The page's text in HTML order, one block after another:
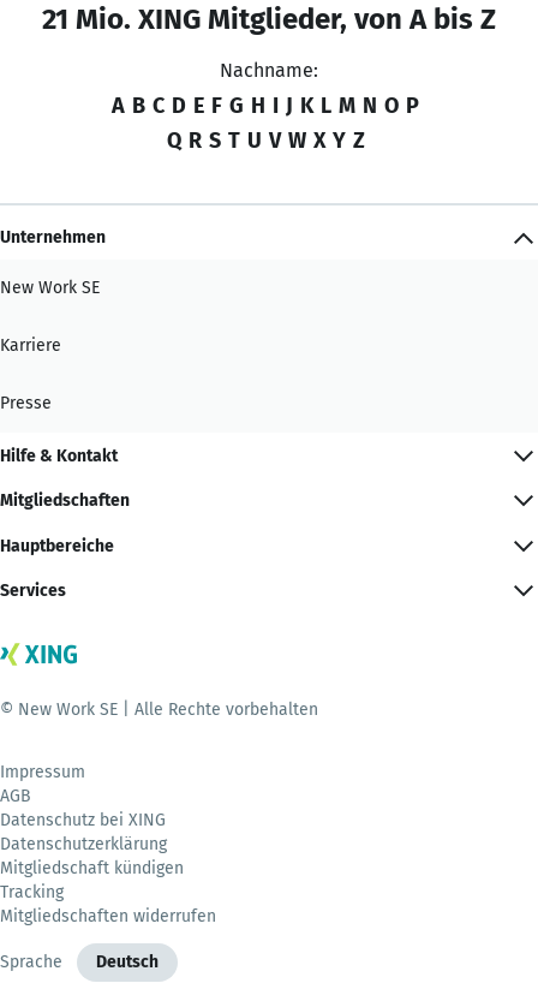
21 Mio. XING Mitglieder, von A bis Z
Nachname:
A B C D E F G H I J K L M N O P
Q R S T U V W X Y Z
Unternehmen
New Work SE
Karriere
Presse
Hilfe & Kontakt
Mitgliedschaften
Hauptbereiche
Services
© New Work SE | Alle Rechte vorbehalten
Impressum
AGB
Datenschutz bei XING
Datenschutzerklärung
Mitgliedschaft kündigen
Tracking
Mitgliedschaften widerrufen
Sprache Deutsch